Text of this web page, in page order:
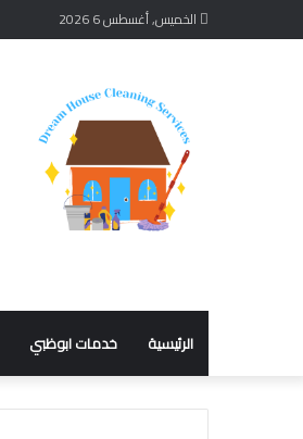
الخميس, أغسطس 6 2026
الرئيسية خدمات ابوظبي